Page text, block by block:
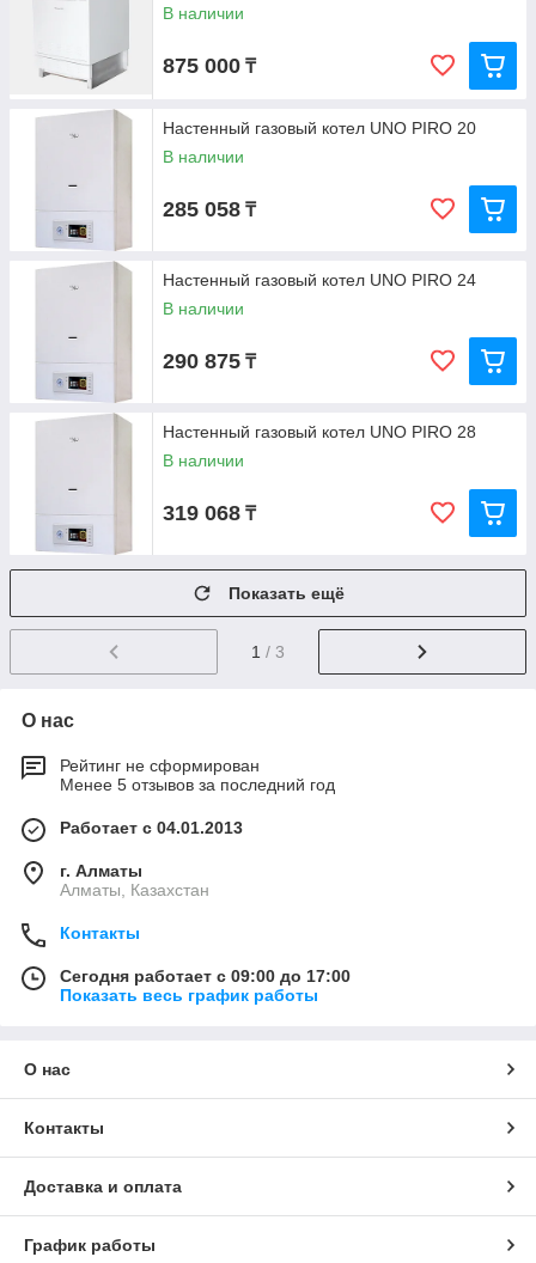
В наличии
875 000 ₸
Настенный газовый котел UNO PIRO 20
В наличии
285 058 ₸
Настенный газовый котел UNO PIRO 24
В наличии
290 875 ₸
Настенный газовый котел UNO PIRO 28
В наличии
319 068 ₸
Показать ещё
1 / 3
О нас
Рейтинг не сформирован
Менее 5 отзывов за последний год
Работает с 04.01.2013
г. Алматы
Алматы, Казахстан
Контакты
Сегодня работает с 09:00 до 17:00
Показать весь график работы
О нас
Контакты
Доставка и оплата
График работы